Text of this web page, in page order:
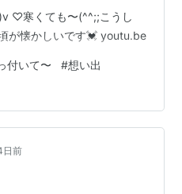
♡寒くても〜(^^;;こうし
が懐かしいです💓 youtu.be
付いて〜 #想い出
日前